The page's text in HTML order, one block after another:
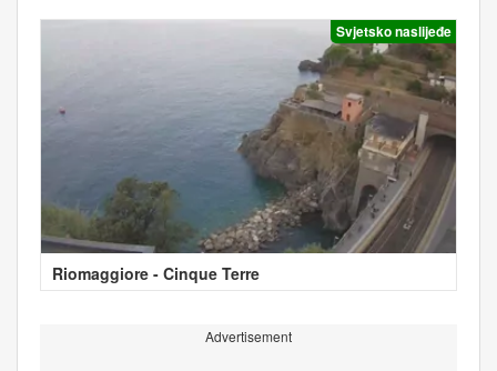
Svjetsko naslijeđe
Riomaggiore - Cinque Terre
Advertisement